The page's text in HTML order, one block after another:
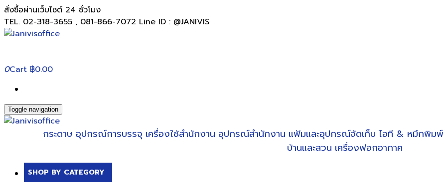
สั่งซื้อผ่านเว็บไซต์ 24 ชั่วโมง
TEL. 02-318-3655 , 081-866-7072 Line ID : @JANIVIS
0Cart ฿0.00
Toggle navigation
กระดาษ อุปกรณ์การบรรจุ เครื่องใช้สำนักงาน อุปกรณ์สำนักงาน แฟ้มและอุปกรณ์จัดเก็บ ไอที & หมึกพิมพ์
บ้านและสวน เครื่องฟอกอากาศ
SHOP BY CATEGORY